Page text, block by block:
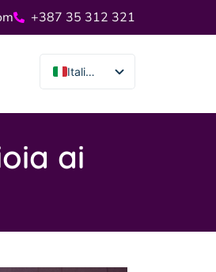
+387 35 312 321
Italiano
ai